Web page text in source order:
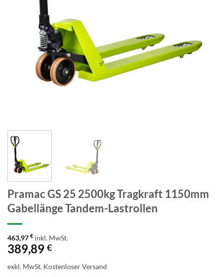
Pramac GS 25 2500kg Tragkraft 1150mm
Gabellänge Tandem-Lastrollen
463,97 € inkl. MwSt.
389,89 €
exkl. MwSt. Kostenloser Versand